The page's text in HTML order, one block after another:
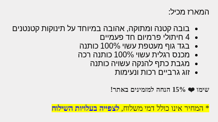
המארז מכיל:
בובה קטנה ומתוקה, אהובה במיוחד על תינוקות קטנטנים
4 חיתולי פרמיום חד פעמיים
בגד גוף מעטפת עשוי 100% כותנה
מכנס רגלית עשוי 100% כותנה רכה
מגבת כתף להנקה עשויה כותנה
זוג גרביים רכות ונעימות
שימו ❤️ 15% הנחה למזמינים באתר!
* המחיר אינו כולל דמי משלוח, לצפייה בעלויות השילוח